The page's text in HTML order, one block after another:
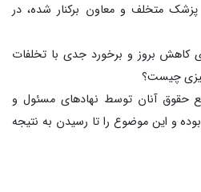
پزشک متخلف و معاون برکنار شده، در
کاهش بروز و برخورد جدی با تخلفات
چیست؟
حقوق آنان توسط نهادهای مسئول و
و این موضوع را تا رسیدن به نتیجه